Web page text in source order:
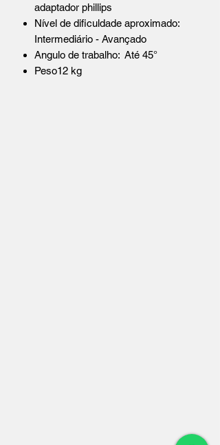
adaptador phillips
Nível de dificuldade aproximado:
Intermediário - Avançado
Angulo de trabalho: Até 45°
Peso12 kg